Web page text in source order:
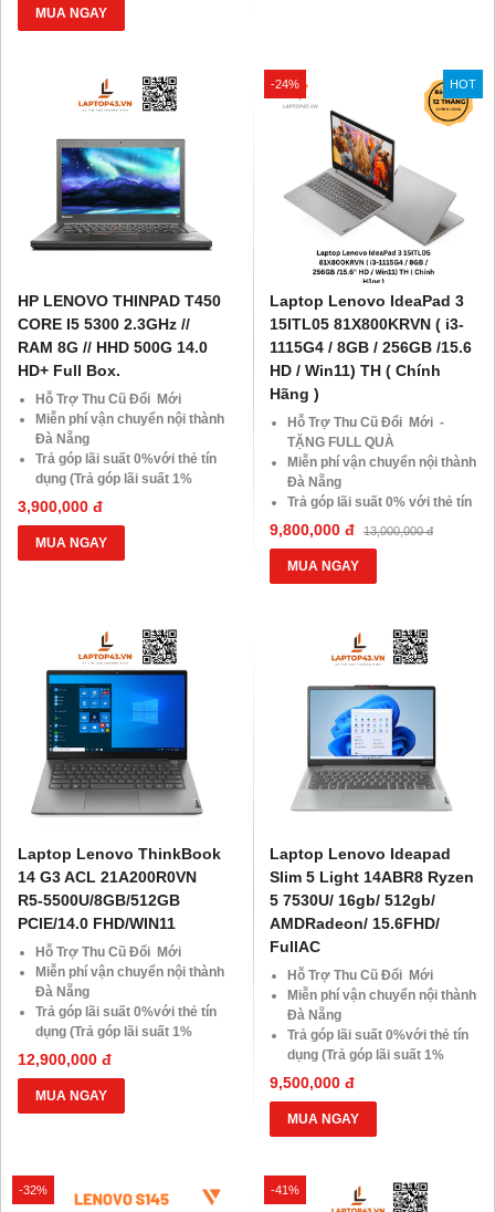
Giảm 20%khi nâng cấp Ram-
SSD
10.000 Voucher Giảm
Giá 500.000đ
MUA NGAY
HP LENOVO THINPAD T450
CORE I5 5300 2.3GHz //
RAM 8G // HHD 500G 14.0
HD+ Full Box.
Hỗ Trợ Thu Cũ Đổi Mới
Miễn phí vận chuyển nội thành
Đà Nẵng
Trả góp lãi suất 0%với thẻ tín
dụng (Trả góp lãi suất 1%
HDsaison - chỉ cần CMND
BLX hoặc hộ khẩu gốc )
Giảm 20%khi nâng cấp Ram-
SSD
Giá 500.000đ
3,900,000 đ
MUA NGAY
-24% HOT
Laptop Lenovo IdeaPad 3
15ITL05 81X800KRVN ( i3-
1115G4 / 8GB / 256GB /15.6
HD / Win11) TH ( Chính
Hãng )
Hỗ Trợ Thu Cũ Đổi Mới -
TẶNG FULL QUÀ
Miễn phí vận chuyển nội thành
Đà Nẵng
Trả góp lãi suất 0% với thẻ tín
dụng
Giảm 20%khi nâng cấp Ram-
SSD
Giảm giá trực tiếp đối với
Giá 500.000đ
9,800,000 đ 13,000,000 đ
MUA NGAY
Laptop Lenovo ThinkBook
14 G3 ACL 21A200R0VN
R5-5500U/8GB/512GB
PCIE/14.0 FHD/WIN11
Hỗ Trợ Thu Cũ Đổi Mới
Miễn phí vận chuyển nội thành
Đà Nẵng
Trả góp lãi suất 0%với thẻ tín
dụng (Trả góp lãi suất 1%
HDsaison - chỉ cần CMND
BLX hoặc hộ khẩu gốc )
Giảm 20%khi nâng cấp Ram-
SSD
Giá 500.000đ
12,900,000 đ
MUA NGAY
Laptop Lenovo Ideapad
Slim 5 Light 14ABR8 Ryzen
5 7530U/ 16gb/ 512gb/
AMDRadeon/ 15.6FHD/
FullAC
Hỗ Trợ Thu Cũ Đổi Mới
Miễn phí vận chuyển nội thành
Đà Nẵng
Trả góp lãi suất 0%với thẻ tín
dụng (Trả góp lãi suất 1%
HDsaison - chỉ cần CMND
BLX hoặc hộ khẩu gốc )
Giảm 20%khi nâng cấp Ram-
SSD
khách hàng ở xa, HSSV . Săn
10.000 Voucher Giảm
9,500,000 đ
MUA NGAY
-32% -41%